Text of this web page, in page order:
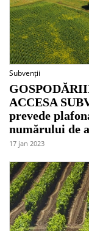
Subvenții
ACCESA
prevede
numărului de
17 jan 2023